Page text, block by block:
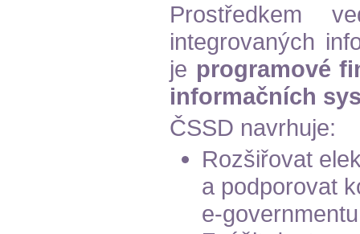
Prostředkem
integrovaných
je programové
informačních
ČSSD navrhuje:
Rozšiřovat
a podporovat
e-